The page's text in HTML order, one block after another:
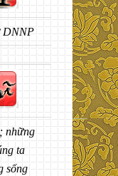
DNNP
những
ta
sống